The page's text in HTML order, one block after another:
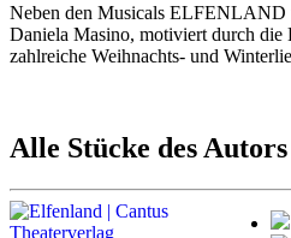
Neben den Musicals
Daniela Masino, motiviert durch die
zahlreiche Weihnachts- und
Alle Stücke des